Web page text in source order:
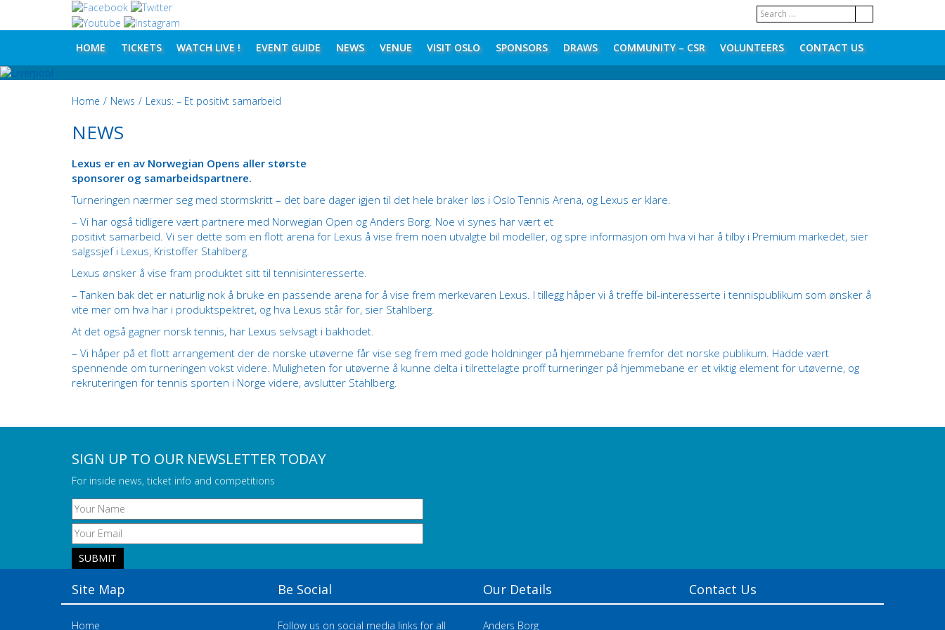
HOME TICKETS WATCH LIVE ! EVENT GUIDE NEWS VENUE VISIT OSLO SPONSORS DRAWS COMMUNITY – CSR VOLUNTEERS CONTACT US
Home / News / Lexus: – Et positivt samarbeid
NEWS
Lexus er en av Norwegian Opens aller største
sponsorer og samarbeidspartnere.
Turneringen nærmer seg med stormskritt – det bare dager igjen til det hele braker løs i Oslo Tennis Arena, og Lexus er klare.
– Vi har også tidligere vært partnere med Norwegian Open og Anders Borg. Noe vi synes har vært et
positivt samarbeid. Vi ser dette som en flott arena for Lexus å vise frem noen utvalgte bil modeller, og spre informasjon om hva vi har å tilby i Premium markedet, sier
salgssjef i Lexus, Kristoffer Stahlberg.
Lexus ønsker å vise fram produktet sitt til tennisinteresserte.
– Tanken bak det er naturlig nok å bruke en passende arena for å vise frem merkevaren Lexus. I tillegg håper vi å treffe bil-interesserte i tennispublikum som ønsker å
vite mer om hva har i produktspektret, og hva Lexus står for, sier Stahlberg.
At det også gagner norsk tennis, har Lexus selvsagt i bakhodet.
– Vi håper på et flott arrangement der de norske utøverne får vise seg frem med gode holdninger på hjemmebane fremfor det norske publikum. Hadde vært
spennende om turneringen vokst videre. Muligheten for utøverne å kunne delta i tilrettelagte proff turneringer på hjemmebane er et viktig element for utøverne, og
rekruteringen for tennis sporten i Norge videre, avslutter Stahlberg.
SIGN UP TO OUR NEWSLETTER TODAY
For inside news, ticket info and competitions
Site Map Be Social Our Details Contact Us
Home Follow us on social media links for all Anders Borg